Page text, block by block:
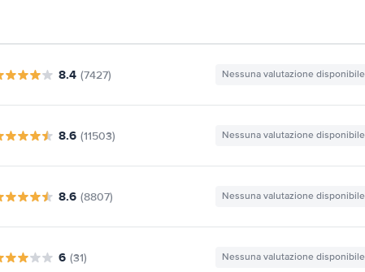
8.4 (7427) Nessuna valutazione disponibile
8.6 (11503) Nessuna valutazione disponibile
8.6 (8807) Nessuna valutazione disponibile
6 (31) Nessuna valutazione disponibile